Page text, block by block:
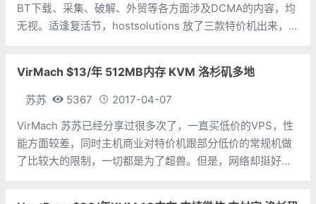
BT下载、采集、破解、外贸等各方面涉及DCMA的内容，均
无视。适逢复活节，hostsolutions 放了三款特价机出来，其
VirMach $13/年 512MB内存 KVM 洛杉矶多地
苏苏 5367
2017-04-07
VirMach 苏苏已经分享过很多次了，一直买低价的VPS，性
能方面较差，同时主机商业对特价机跟部分低价的常规机做
了比较大的限制，一切都是为了超兽。但是，网络却挺好，